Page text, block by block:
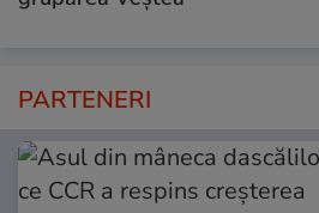
PARTENERI